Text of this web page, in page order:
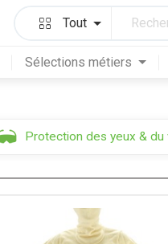
Tout
Sélections métiers
ignifugés &
Protection des yeux & du